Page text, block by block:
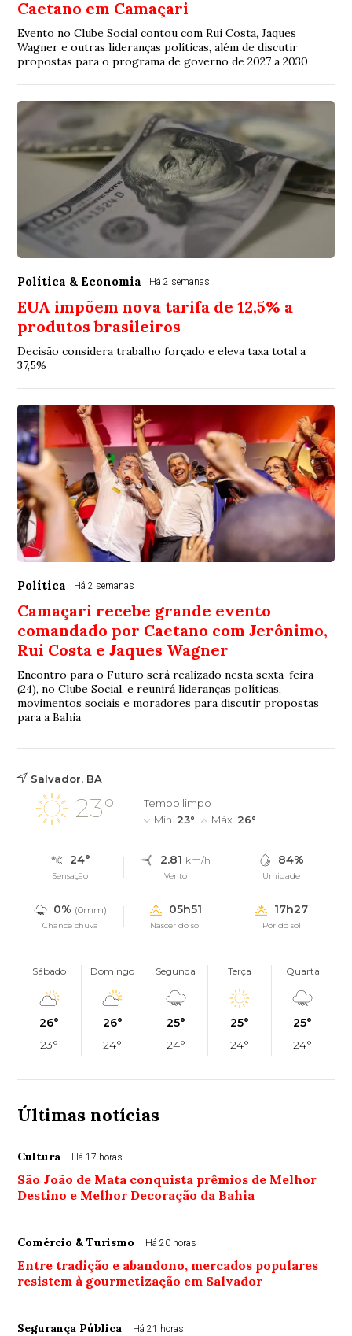
Caetano em Camaçari
Evento no Clube Social contou com Rui Costa, Jaques
Wagner e outras lideranças políticas, além de discutir
propostas para o programa de governo de 2027 a 2030
Política & Economia Há 2 semanas
EUA impõem nova tarifa de 12,5% a
produtos brasileiros
Decisão considera trabalho forçado e eleva taxa total a
37,5%
Política Há 2 semanas
Camaçari recebe grande evento
comandado por Caetano com Jerônimo,
Rui Costa e Jaques Wagner
Encontro para o Futuro será realizado nesta sexta-feira
(24), no Clube Social, e reunirá lideranças políticas,
movimentos sociais e moradores para discutir propostas
para a Bahia
Salvador, BA
23°
Tempo limpo
Mín. 23° Máx. 26°
24°
Sensação
2.81 km/h
Vento
84%
Umidade
0% (0mm)
Chance chuva
05h51
Nascer do sol
17h27
Pôr do sol
Sábado
26°
23°
Domingo
26°
24°
Segunda
25°
24°
Terça
25°
24°
Quarta
25°
24°
Últimas notícias
Cultura Há 17 horas
São João de Mata conquista prêmios de Melhor
Destino e Melhor Decoração da Bahia
Comércio & Turismo Há 20 horas
Entre tradição e abandono, mercados populares
resistem à gourmetização em Salvador
Segurança Pública Há 21 horas